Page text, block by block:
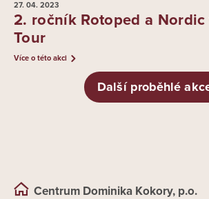
27. 04. 2023
2. ročník Rotoped a
Tour
Více o této akci
Další proběhlé
Centrum Dominika Kokory, p.o.